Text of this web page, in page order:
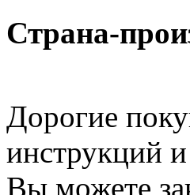
Страна-
Дорогие
инструкций
Вы можете